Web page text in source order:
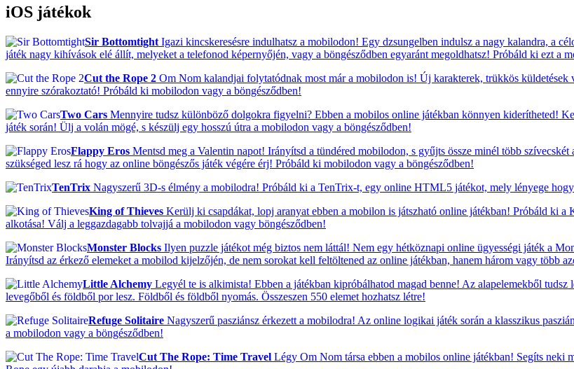
iOS játékok
Sir Bottomtight Igazi kincskeresésre indulhatsz a mobilodon! Egy dzsungelben indulsz a nagy kalandra, a
játék nagy kihívások elé állít, melyeket a telefonod képernyőjén, vagy a böngésződben egyaránt megoldhatsz! Próbáld ki ezt a
Cut the Rope 2 Om Nom kalandjai folytatódnak most már a mobilodon is! Új karakterek, trükkös
ennyire szórakoztató! Próbáld ki mobilodon vagy a böngésződben!
Two Cars Mennyire tudsz különböző dolgokra figyelni? Ebben a mobilos online játékban könnyen kiderítheted!
játék során! Ülj a volán mögé, s készülj egy hosszú útra a mobilodon vagy a böngésződben!
Flappy Eros Mentsd meg a Valentin napot! Irányítsd a tündéred mobilodon, s gyűjts össze minél több
szükséged lesz rá hogy az online böngészős játék végére érj! Próbáld ki mobilodon vagy a böngésződben!
TenTrix Nagyszerű 3D-s élmény a mobilodra! Próbáld ki a TenTrix-t, egy online HTML5 játékot, mely lényege
King of Thieves Kerülj ki csapdákat, lopj aranyat ebben a mobilon is játszható online játékban! Próbáld ki
alkotása! Válj a leggazdagabb tolvajjá a mobilodon vagy böngésződben!
Monster Blocks Ilyen puzzle játékot még biztos nem láttál! Nem egy hétköznapi online ügyességi játék a
Irányítsd az érkező elemeket a mobilod kijelzőjén, de nem sorokat kell feltöltened az online játékban, hanem három vagy több
Little Alchemy Legyél te is alkimista! Ebben a játékban kipróbálhatod magad benne! Az alapelemekből
levegőből és földből por lesz. Földből és földből nyomás. Összeszen 550 elemet hozhatsz létre!
Refuge Solitaire Nagyszerű pasziánsz érkezett a mobilodra! Az online logikai játék során a klasszikus
a mobilodon vagy a böngésződben!
Cut The Rope: Time Travel Légy Om Nom társa ebben a mobilos online játékban! Segíts